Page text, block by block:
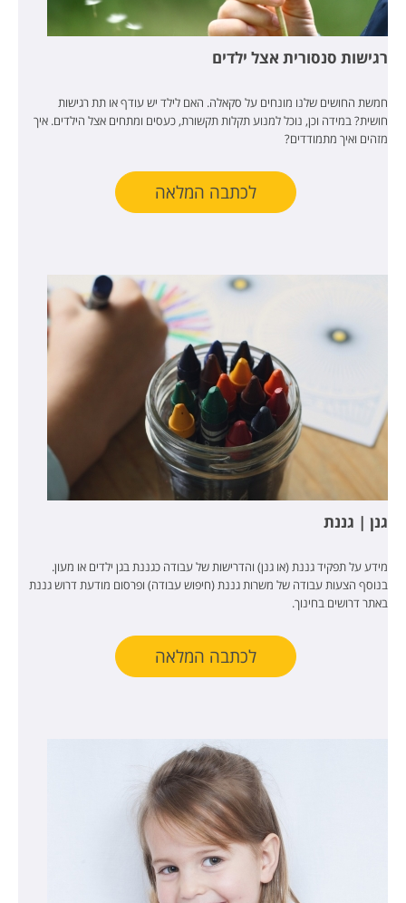
רגישות סנסורית אצל ילדים
חמשת החושים שלנו מונחים על סקאלה. האם לילד יש עודף או תת רגישות
חושית? במידה וכן, נוכל למנוע תקלות תקשורת, כעסים ומתחים אצל הילדים. איך
מזהים ואיך מתמודדים?
לכתבה המלאה
גנן | גננת
מידע על תפקיד גננת (או גנן) והדרישות של עבודה כגננת בגן ילדים או מעון.
בנוסף הצעות עבודה של משרות גננת (חיפוש עבודה) ופרסום מודעת דרוש גננת
באתר דרושים בחינוך.
לכתבה המלאה